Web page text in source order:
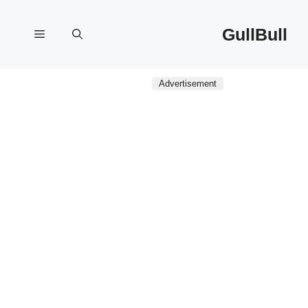
المحتوىGullBull القائمة
Advertisement